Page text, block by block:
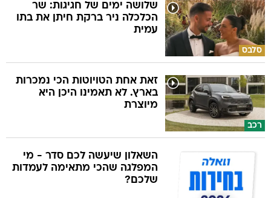
סלבס
שלושה ימים של חגיגות: שר
הכלכלה ניר ברקת חיתן את בתו
עמית
רכב
זאת אחת הטויוטות הכי נמכרות
בארץ. לא תאמינו היכן היא
מיוצרת
השאלון שיעשה לכם סדר - מי
המפלגה שהכי מתאימה לעמדות
שלכם?